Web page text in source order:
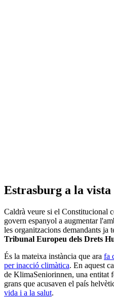
Estrasburg a la vista
Caldrà veure si el Constitucional
govern espanyol a augmentar
les organitzacions demandants ja
Tribunal Europeu dels Drets
És la mateixa instància que ara fa
per inacció climàtica. En aquest
de KlimaSeniorinnen, una entitat
grans que acusaven el país
vida i a la salut.